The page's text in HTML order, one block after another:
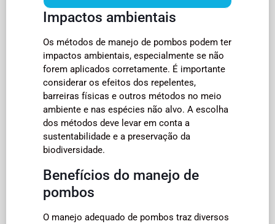
Impactos ambientais
Os métodos de manejo de pombos podem ter
impactos ambientais, especialmente se não
forem aplicados corretamente. É importante
considerar os efeitos dos repelentes,
barreiras físicas e outros métodos no meio
ambiente e nas espécies não alvo. A escolha
dos métodos deve levar em conta a
sustentabilidade e a preservação da
biodiversidade.
Benefícios do manejo de
pombos
O manejo adequado de pombos traz diversos